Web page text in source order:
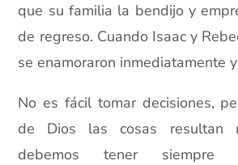
que su familia la bendijo y
de regreso. Cuando Isaac y
se enamoraron inmediatamente
No es fácil tomar decisiones,
de Dios las cosas resultan
debemos tener siempre